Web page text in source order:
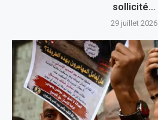
sollicité…
29 juillet 2026